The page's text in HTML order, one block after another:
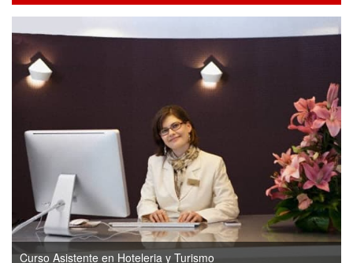
Curso Asistente en Hoteleria y Turismo